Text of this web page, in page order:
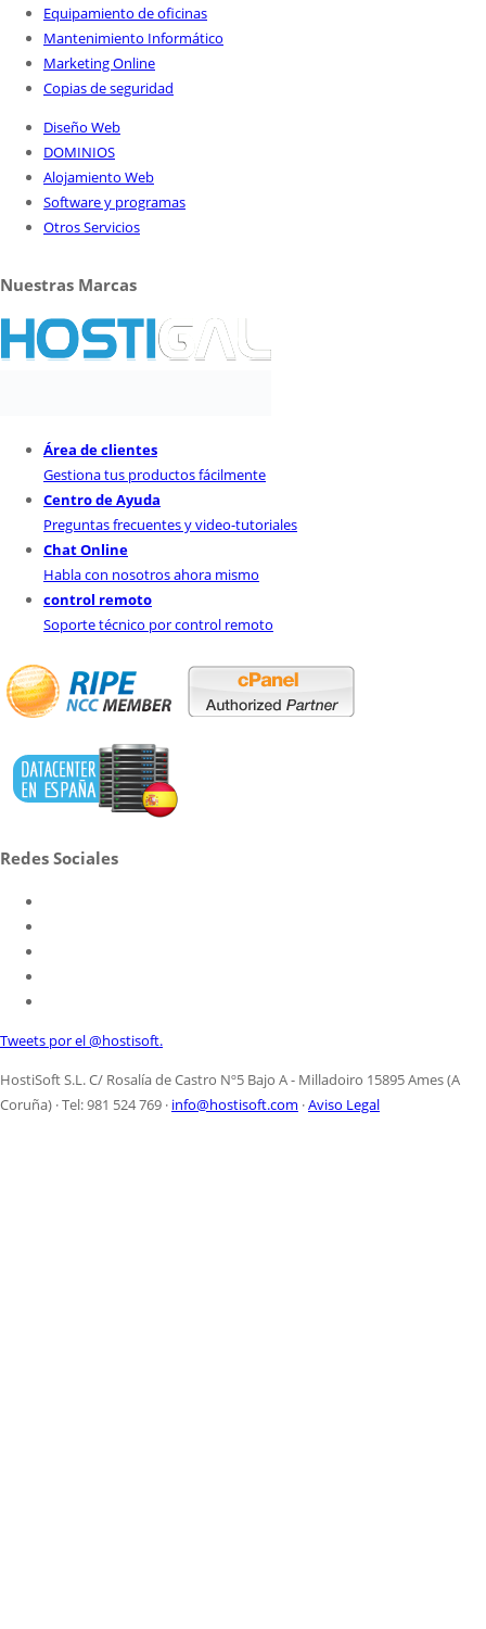
Equipamiento de oficinas
Mantenimiento Informático
Marketing Online
Copias de seguridad
Diseño Web
DOMINIOS
Alojamiento Web
Software y programas
Otros Servicios
Nuestras Marcas
Área de clientes
Gestiona tus productos fácilmente
Centro de Ayuda
Preguntas frecuentes y video-tutoriales
Chat Online
Habla con nosotros ahora mismo
control remoto
Soporte técnico por control remoto
Redes Sociales
Tweets por el @hostisoft.
HostiSoft S.L. C/ Rosalía de Castro Nº5 Bajo A - Milladoiro 15895 Ames (A
Coruña) · Tel: 981 524 769 · info@hostisoft.com ·Aviso Legal